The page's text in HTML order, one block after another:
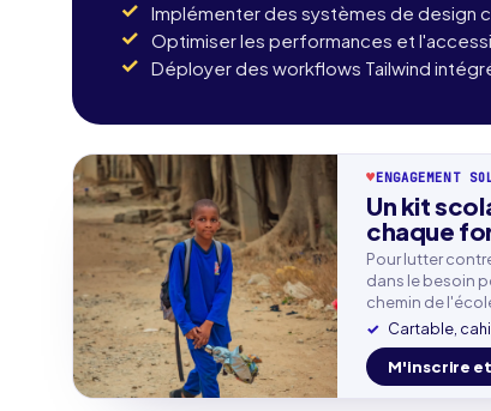
Implémenter des systèmes de design
Optimiser les performances et
Déployer des workflows Tailwind
♥ENGAGEMENT
Un kit
chaque
Pour lutter
dans le besoin
chemin de
Cartable,
M'inscrire